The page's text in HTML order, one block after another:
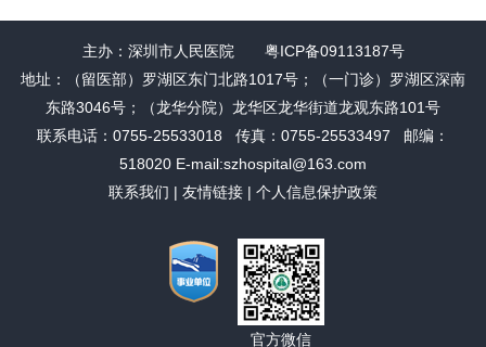
主办：深圳市人民医院 粤ICP备09113187号
地址：（留医部）罗湖区东门北路1017号；（一门诊）罗湖区深南
东路3046号；（龙华分院）龙华区龙华街道龙观东路101号
联系电话：0755-25533018 传真：0755-25533497 邮编：
518020 E-mail:szhospital@163.com
联系我们 | 友情链接 | 个人信息保护政策
官方微信